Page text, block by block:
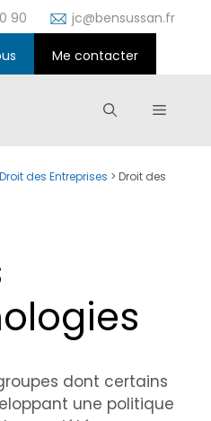
90 jc@bensussan.fr
Me contacter
Menu
Droit des Entreprises > Droit des
dont certains
une politique